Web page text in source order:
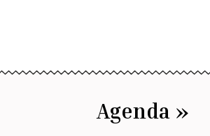
Agenda »